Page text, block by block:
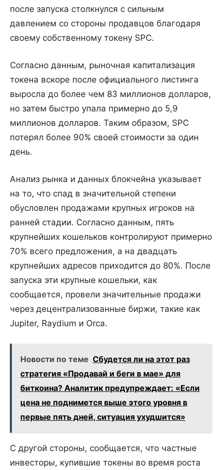
после запуска столкнулся с сильным
давлением со стороны продавцов благодаря
своему собственному токену SPC.
Согласно данным, рыночная капитализация
токена вскоре после официального листинга
выросла до более чем 83 миллионов долларов,
но затем быстро упала примерно до 5,9
миллионов долларов. Таким образом, SPC
потерял более 90% своей стоимости за один
день.
Анализ рынка и данных блокчейна указывает
на то, что спад в значительной степени
обусловлен продажами крупных игроков на
ранней стадии. Согласно данным, пять
крупнейших кошельков контролируют примерно
70% всего предложения, а на двадцать
крупнейших адресов приходится до 80%. После
запуска эти крупные кошельки, как
сообщается, провели значительные продажи
через децентрализованные биржи, такие как
Jupiter, Raydium и Orca.
Новости по теме Сбудется ли на этот раз
стратегия «Продавай и беги в мае» для
биткоина? Аналитик предупреждает: «Если
цена не поднимется выше этого уровня в
первые пять дней, ситуация ухудшится»
С другой стороны, сообщается, что частные
инвесторы, купившие токены во время роста